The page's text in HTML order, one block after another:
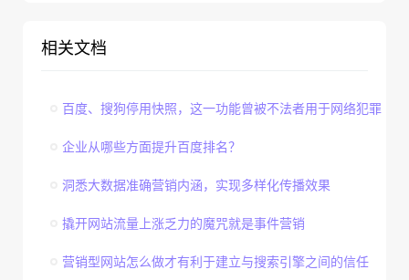
相关文档
百度、搜狗停用快照，这一功能曾被不法者用于网络犯罪
企业从哪些方面提升百度排名？
洞悉大数据准确营销内涵，实现多样化传播效果
撬开网站流量上涨乏力的魔咒就是事件营销
营销型网站怎么做才有利于建立与搜索引擎之间的信任